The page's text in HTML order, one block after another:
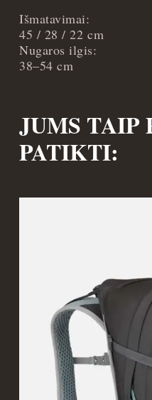
Išmatavimai:
45 / 28 / 22 cm
Nugaros ilgis:
38–54 cm
JUMS TAIP
PATIKTI: